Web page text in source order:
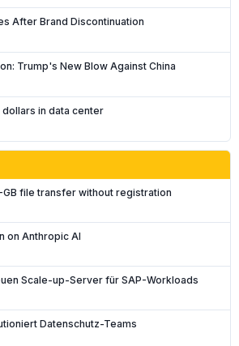
After Brand Discontinuation
Trump's New Blow Against China
in data center
file transfer without registration
on Anthropic AI
Scale-up-Server für SAP-Workloads
Datenschutz-Teams